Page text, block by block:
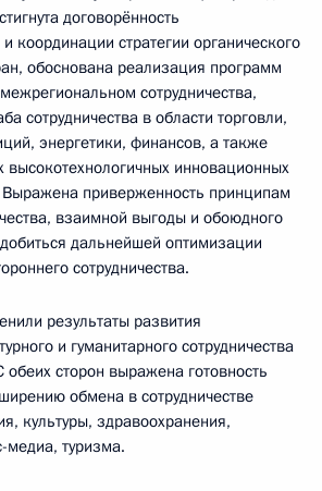
договорённость
координации стратегии органического
обоснована реализация программ
сотрудничества,
сотрудничества в области торговли,
энергетики, финансов, а также
инновационных
приверженность принципам
взаимной выгоды и обоюдного
дальнейшей оптимизации
сотрудничества.
результаты развития
и гуманитарного сотрудничества
сторон выражена готовность
обмена в сотрудничестве
культуры, здравоохранения,
медиа, туризма.